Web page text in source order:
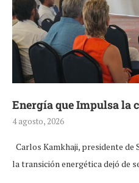
Energía que Impulsa la
4 agosto, 2026
Carlos Kamkhaji, presidente de
la transición energética dejó de